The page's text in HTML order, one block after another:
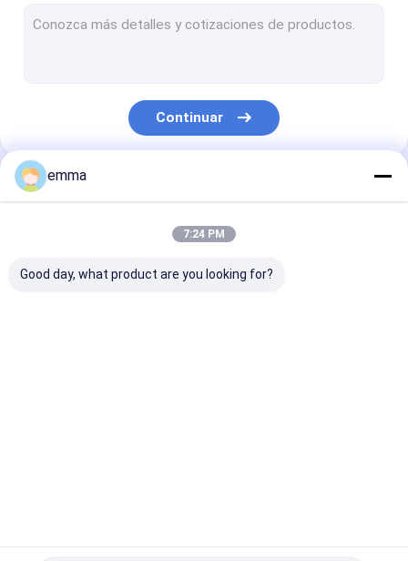
Continuar
Nuestras Categorías
emma
7:24 PM
Good day, what product are you looking for?